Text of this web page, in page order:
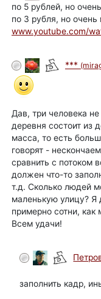
по 5 рублей, но
по 3 рубля, но очень
www.youtube.com/
***
Дав, три человека
деревня состоит из
масса, то есть
говорят -
сравнить с потоком
должен что-то
т.д. Сколько людей
маленькую улицу? Я
примерно сотни, как
Всем удачи!
заполнить кадр,